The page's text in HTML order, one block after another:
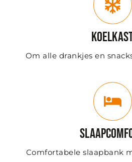
Om alle drankjes en
Comfortabele slaapbank